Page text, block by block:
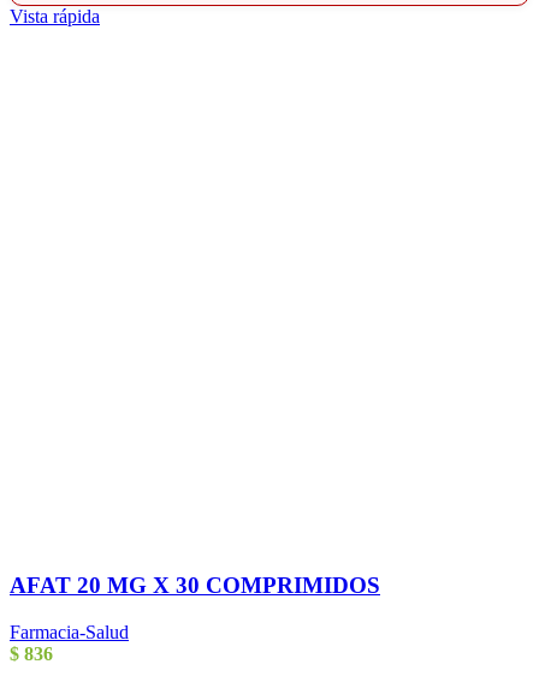
Vista rápida
AFAT 20 MG X 30 COMPRIMIDOS
Farmacia-Salud
$ 836